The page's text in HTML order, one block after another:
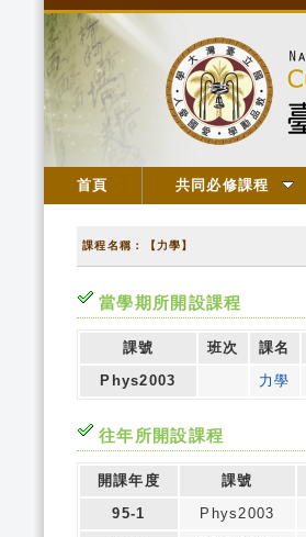
首頁 共同必修課程
課程名稱：【力學】
當學期所開設課程
課號 班次 課名
Phys2003
力學
往年所開設課程
開課年度 課號
95-1
Phys2003